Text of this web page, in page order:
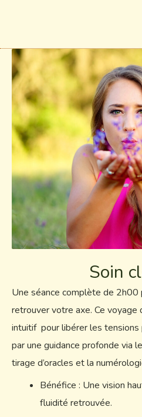
Soin
Une séance complète de
retrouver votre axe. Ce voyage
intuitif pour libérer les
par une guidance profonde via
tirage d’oracles et la
Bénéfice : Une vision
fluidité retrouvée.